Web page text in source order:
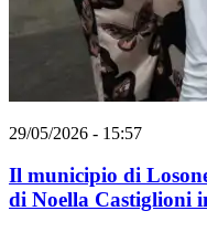
29/05/2026 - 15:57
Il municipio di
di Noella Castiglioni